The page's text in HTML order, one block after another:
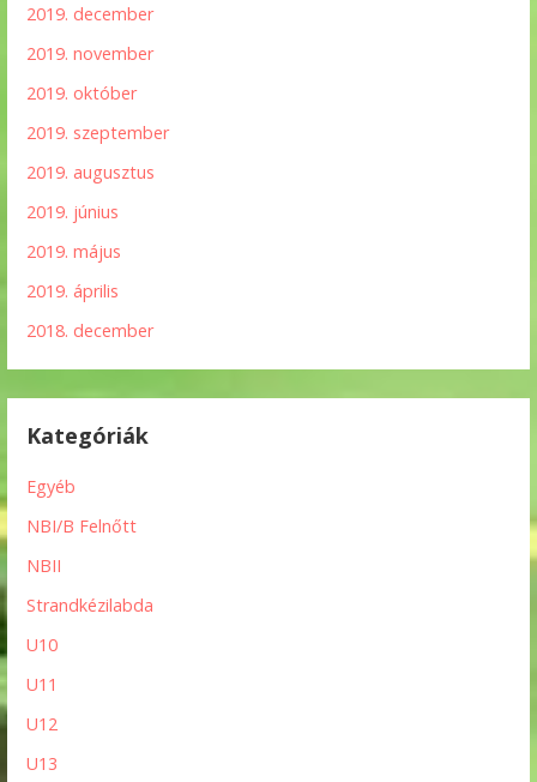
2019. december
2019. november
2019. október
2019. szeptember
2019. augusztus
2019. június
2019. május
2019. április
2018. december
Kategóriák
Egyéb
NBI/B Felnőtt
NBII
Strandkézilabda
U10
U11
U12
U13